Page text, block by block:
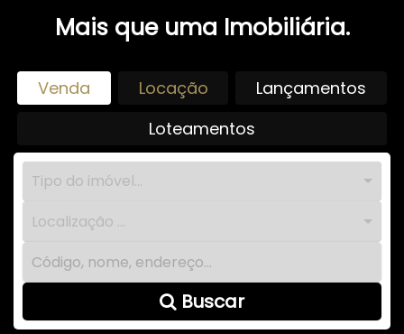
Mais que uma Imobiliária.
Venda Locação
Lançamentos
Loteamentos
Tipo do imóvel...
Localização ...
Buscar